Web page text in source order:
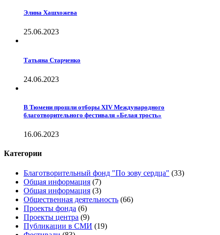
Элина Хашхожева
25.06.2023
Татьяна Старченко
24.06.2023
В Тюмени прошли отборы XIV Международного
благотворительного фестиваля «Белая трость»
16.06.2023
Категории
Благотворительный фонд "По зову сердца" (33)
Общая информация (7)
Общая информация (3)
Общественная деятельность (66)
Проекты фонда (6)
Проекты центра (9)
Публикации в СМИ (19)